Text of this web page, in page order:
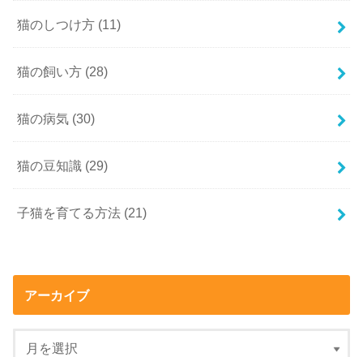
猫のしつけ方 (11)
猫の飼い方 (28)
猫の病気 (30)
猫の豆知識 (29)
子猫を育てる方法 (21)
アーカイブ